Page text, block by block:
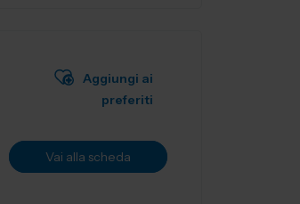
Aggiungi ai
preferiti
Vai alla scheda